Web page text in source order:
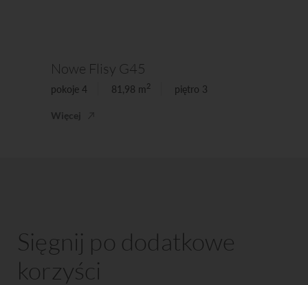
Nowe Flisy G45
pokoje 4 81,98 m 2 piętro 3
Więcej
Sięgnij po dodatkowe
korzyści